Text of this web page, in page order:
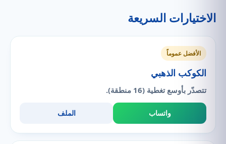
الاختيارات السريعة
الأفضل عموماً
الكوكب الذهبي
تتصدّر بأوسع تغطية (16 منطقة).
واتساب الملف